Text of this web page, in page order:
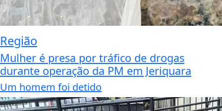
Região
Mulher é presa por tráfico de drogas
durante operação da PM em Jeriquara
Um homem foi detido